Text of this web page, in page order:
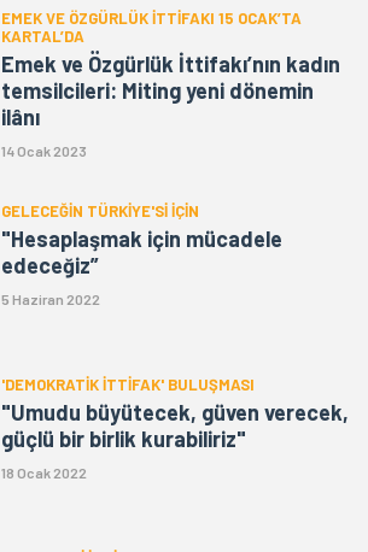
EMEK VE ÖZGÜRLÜK İTTİFAKI 15 OCAK’TA
KARTAL’DA
Emek ve Özgürlük İttifakı’nın kadın
temsilcileri: Miting yeni dönemin
ilânı
14 Ocak 2023
GELECEĞİN TÜRKİYE'Sİ İÇİN
"Hesaplaşmak için mücadele
edeceğiz”
5 Haziran 2022
'DEMOKRATİK İTTİFAK' BULUŞMASI
"Umudu büyütecek, güven verecek,
güçlü bir birlik kurabiliriz"
18 Ocak 2022